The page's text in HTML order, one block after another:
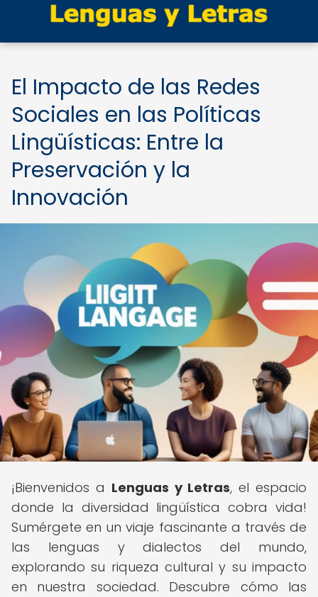
El Impacto de las Redes
Sociales en las Políticas
Lingüísticas: Entre la
Preservación y la
Innovación
¡Bienvenidos a Lenguas y Letras, el espacio
donde la diversidad lingüística cobra vida!
Sumérgete en un viaje fascinante a través de
las lenguas y dialectos del mundo,
explorando su riqueza cultural y su impacto
en nuestra sociedad. Descubre cómo las